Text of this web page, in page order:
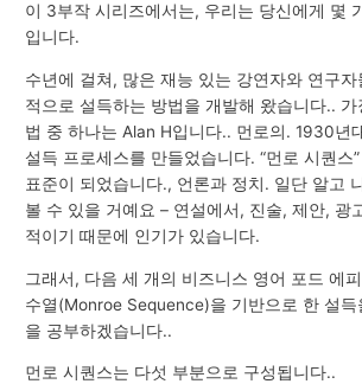
이 3부작 시리즈에서는, 우리는 당신에게 몇
입니다.
수년에 걸쳐, 많은 재능 있는 강연자와 연구
적으로 설득하는 방법을 개발해 왔습니다..
법 중 하나는 Alan H입니다.. 먼로의. 1930년
설득 프로세스를 만들었습니다. “먼로 시퀀스
표준이 되었습니다., 언론과 정치. 일단 알고
볼 수 있을 거예요 – 연설에서, 진술, 제안, 광
적이기 때문에 인기가 있습니다.
그래서, 다음 세 개의 비즈니스 영어 포드 에
수열(Monroe Sequence)을 기반으로 한 설
을 공부하겠습니다..
먼로 시퀀스는 다섯 부분으로 구성됩니다..